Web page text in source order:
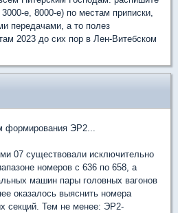
е, 8000-е) по местам приписки,
передачами, а то полез
2023 до сих пор в Лен-Витебском
формирования ЭР2...
07 существовали исключительно
номеров с 636 по 658, а
машин пары головных вагонов
оказалось выяснить номера
секций. Тем не менее: ЭР2-